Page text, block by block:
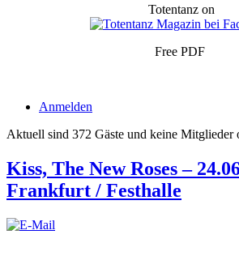
Totentanz on
Free PDF
Anmelden
Aktuell sind 372 Gäste und keine Mitglieder
Kiss, The New Roses –
Frankfurt / Festhalle